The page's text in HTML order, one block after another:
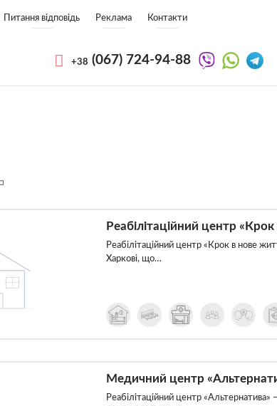
Питання відповідь Реклама Контакти
+38 (067) 724-94-88
Реабілітаційний центр
Реабілітаційний центр «Крок в нове
Харкові, що…
Медичний центр
Реабілітаційний центр